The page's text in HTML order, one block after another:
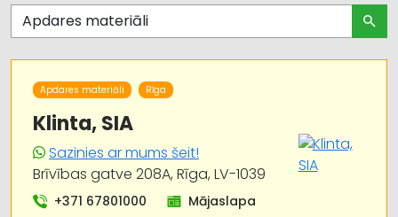
Būvmateriālu, būvkonstrukciju tirdzniecība
Celtniecības un remonta darbi
Būvmateriālu, būvkonstrukciju
vairumtirdzniecība
Apdares materiāli Rīga
Klinta, SIA
Sazinies ar mums šeit!
Brīvības gatve 208A, Rīga, LV-1039
+371 67801000 Mājaslapa